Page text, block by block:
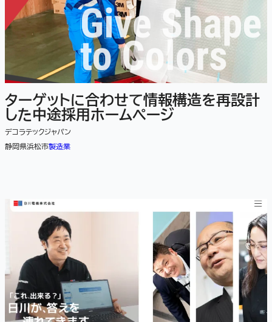
ターゲットに合わせて情報構造を再設計
した中途採用ホームページ
デコラテックジャパン
静岡県浜松市製造業